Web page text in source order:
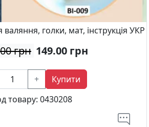
голки, мат, інструкція УКР
грн 149.00 грн
+
Купити
товару: 0430208